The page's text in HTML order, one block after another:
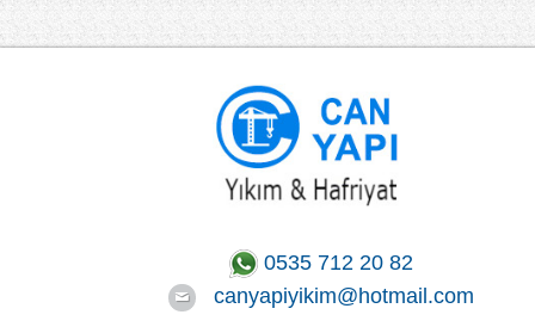
0535 712 20 82
canyapiyikim@hotmail.com